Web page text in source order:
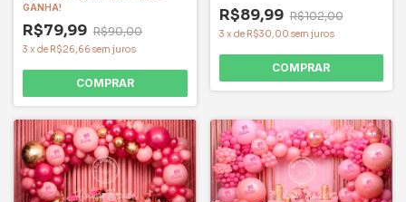
GANHA!
R$79,99 R$90,00
3 x de R$26,66 sem juros
COMPRAR
R$89,99 R$102,00
3 x de R$30,00 sem juros
COMPRAR